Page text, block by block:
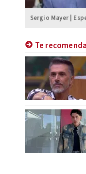
Sergio Mayer |
Te